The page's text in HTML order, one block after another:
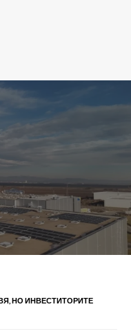
НО ИНВЕСТИТОРИТЕ